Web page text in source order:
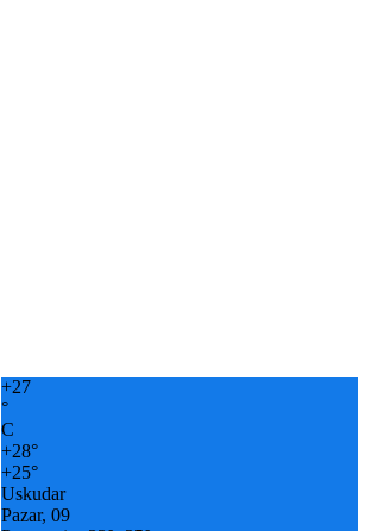
+27
°
C
+28°
+25°
Uskudar
Pazar, 09